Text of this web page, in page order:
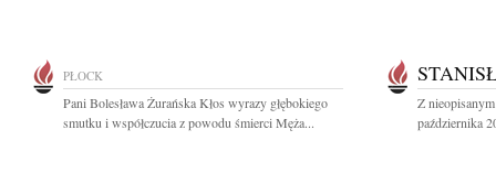
PŁOCK
Pani Bolesława Żurańska Kłos wyrazy głębokiego
smutku i współczucia z powodu śmierci Męża...
Z
października